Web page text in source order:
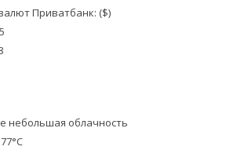
Приватбанк: ($)
небольшая облачность